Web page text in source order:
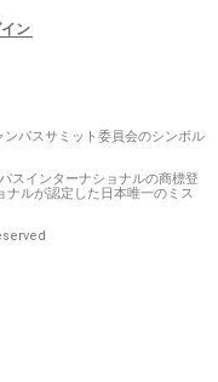
ン
パスサミット委員会のシンボル
スインターナショナルの商標登
ルが認定した日本唯一のミス